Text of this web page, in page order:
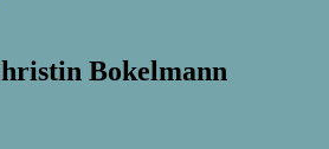
Bokelmann